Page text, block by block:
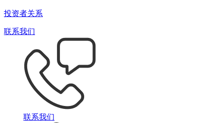
投资者关系
联系我们
联系我们